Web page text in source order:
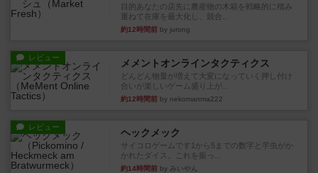
目的あなたの店先に農産物の木箱を戦略的に積み
重ねて在庫を最大化し、競合...
約12時間前 by jurong
レビュー メメントオンラインタクティクス
どんどん物量が増えて大変になっていく押し付け
合いが楽しいゲーム盛り上が...
約12時間前 by nekomanma222
レビュー ヘックメック
サイコロゲームです1から5までの数字と芋虫がか
かれたダイス。これを振っ...
約14時間前 by みいやん